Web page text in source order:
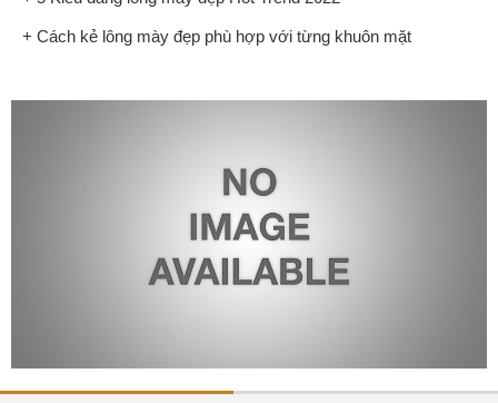
+ Cách kẻ lông mày đẹp phù hợp với từng khuôn mặt